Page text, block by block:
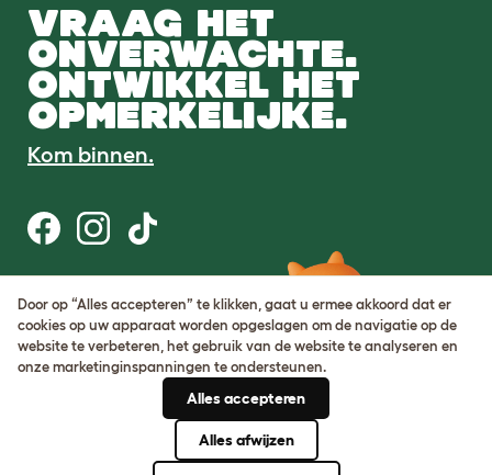
VRAAG HET
ONVERWACHTE.
ONTWIKKEL HET
OPMERKELIJKE.
Kom binnen.
Gebruiksvoorwaarden
Cookie & privacybeleid
Cookie Settings
Sitemap
BTW-nummer: DE317631106
Door op “Alles accepteren” te klikken, gaat u ermee akkoord dat er
cookies op uw apparaat worden opgeslagen om de navigatie op de
website te verbeteren, het gebruik van de website te analyseren en
onze marketinginspanningen te ondersteunen.
Alles accepteren
Alles afwijzen